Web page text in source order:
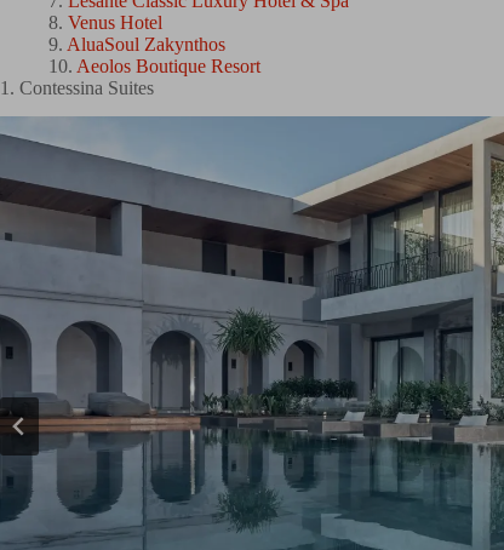
Venus Hotel
AluaSoul Zakynthos
Aeolos Boutique Resort
1. Contessina Suites